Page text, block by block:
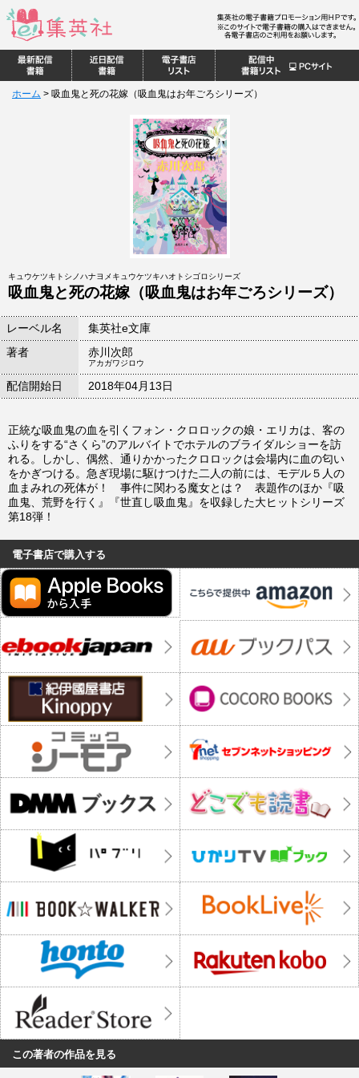
ホーム > 吸血鬼と死の花嫁（吸血鬼はお年ごろシリーズ）
キュウケツキトシノハナヨメキュウケツキハオトシゴロシリーズ
吸血鬼と死の花嫁（吸血鬼はお年ごろシリーズ）
レーベル名
集英社e文庫
著者
赤川次郎
アカガワジロウ
配信開始日 2018年04月13日
正統な吸血鬼の血を引くフォン・クロロックの娘・エリカは、客の
ふりをする“さくら”のアルバイトでホテルのブライダルショーを訪
れる。しかし、偶然、通りかかったクロロックは会場内に血の匂い
をかぎつける。急ぎ現場に駆けつけた二人の前には、モデル５人の
血まみれの死体が！ 事件に関わる魔女とは？ 表題作のほか『吸
血鬼、荒野を行く』『世直し吸血鬼』を収録した大ヒットシリーズ
第18弾！
電子書店で購入する
この著者の作品を見る